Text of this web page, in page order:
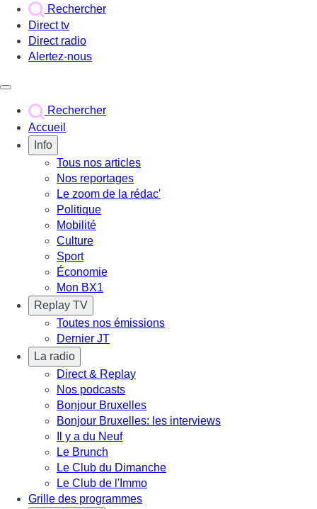
Rechercher
Direct tv
Direct radio
Alertez-nous
Rechercher
Accueil
Info
Tous nos articles
Nos reportages
Le zoom de la rédac'
Politique
Mobilité
Culture
Sport
Économie
Mon BX1
Replay TV
Toutes nos émissions
Dernier JT
La radio
Direct & Replay
Nos podcasts
Bonjour Bruxelles
Bonjour Bruxelles: les interviews
Il y a du Neuf
Le Brunch
Le Club du Dimanche
Le Club de l'Immo
Grille des programmes